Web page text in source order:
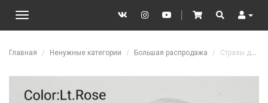
InstagramYouTubeCart SearchUser
Toggle
navigation
Главная Ненужные категории Большая распродажа Стразы для дизайна ногтей Lt. Rose T008/ss6/200